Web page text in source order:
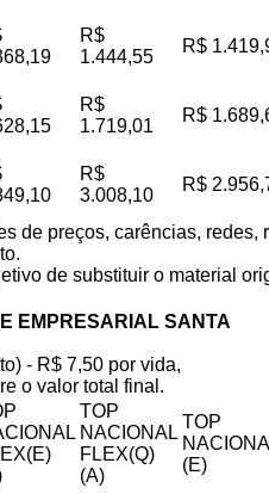
R$
1.444,55
R$
R$
1.719,01
R$
R$
3.008,10
R$
de preços, carências,
de substituir o material
EMPRESARIAL SANTA
- R$ 7,50 por vida,
o valor total final.
TOP
NACIONAL
FLEX(Q)
(A)
TOP
(E)